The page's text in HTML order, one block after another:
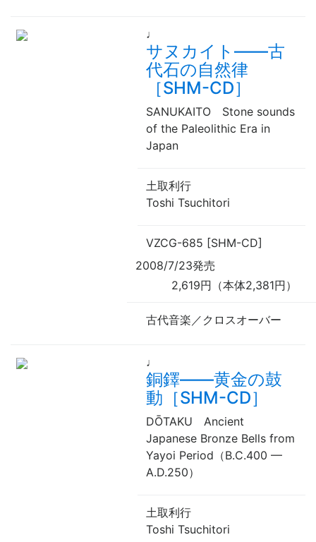
♩
サヌカイト——古
代石の自然律
［SHM-CD］
SANUKAITO Stone sounds
of the Paleolithic Era in
Japan
土取利行
Toshi Tsuchitori
VZCG-685 [SHM-CD]
2008/7/23発売
2,619円（本体2,381円）
古代音楽／クロスオーバー
♩
銅鐸——黄金の鼓
動［SHM-CD］
DŌTAKU Ancient
Japanese Bronze Bells from
Yayoi Period（B.C.400 —
A.D.250）
土取利行
Toshi Tsuchitori